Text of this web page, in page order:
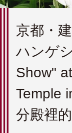
京都・
ハンゲ
Show"
Temple
分殿裡